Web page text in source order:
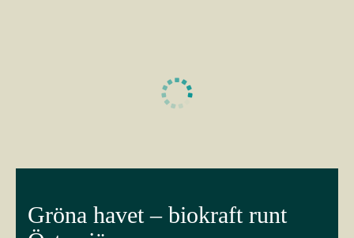
Gröna havet – biokraft runt